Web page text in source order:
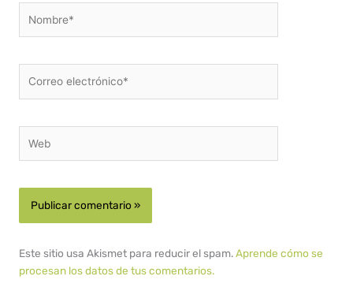
electrónico*
Este sitio usa Akismet para reducir el spam.Aprende cómo se
procesan los datos de tus comentarios.